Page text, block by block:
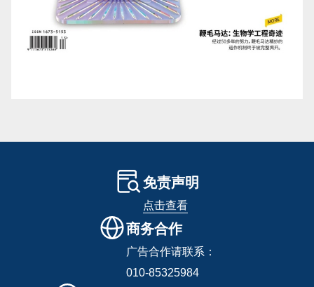
免责声明
点击查看
商务合作
广告合作请联系：
010-85325984